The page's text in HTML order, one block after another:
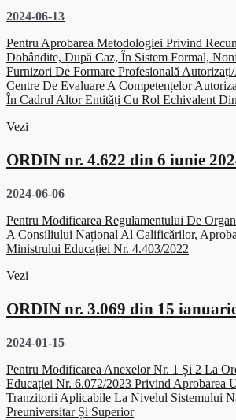
2024-06-13
Pentru Aprobarea Metodologiei Privind
Dobândite, După Caz, În Sistem Formal,
Furnizori De Formare Profesională
Centre De Evaluare A Competențelor
În Cadrul Altor Entități Cu Rol Echivalent
Vezi
ORDIN nr. 4.622 din 6 iunie
2024-06-06
Pentru Modificarea Regulamentului De
A Consiliului Național Al Calificărilor,
Ministrului Educației Nr. 4.403/2022
Vezi
ORDIN nr. 3.069 din 15
2024-01-15
Pentru Modificarea Anexelor Nr. 1 Și 2 La
Educației Nr. 6.072/2023 Privind Aprobarea
Tranzitorii Aplicabile La Nivelul Sistemului
Preuniversitar Și Superior